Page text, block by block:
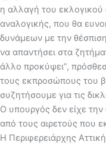
η αλλαγή του
αναλογικής, που θα
δυνάμεων με την
να απαντήσει στα
άλλο προκύψει”,
τους εκπροσώπους του
συζητήσουμε για τις
Ο υπουργός δεν είχε
από τους αιρετούς που
Η Περιφερειάρχης